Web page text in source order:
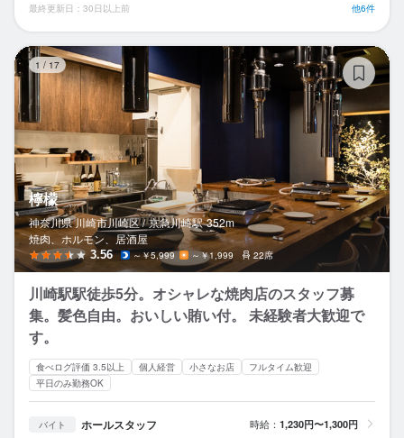
最終更新日：30日以上前 他6件
1 / 17
檸檬
神奈川県 川崎市川崎区 / 京急川崎駅 352m
焼肉、ホルモン、居酒屋
3.56 ～￥5,999 ～￥1,999 22席
川崎駅駅徒歩5分。オシャレな焼肉店のスタッフ募
集。髪色自由。おいしい賄い付。 未経験者大歓迎で
す。
食べログ評価 3.5以上 個人経営 小さなお店
フルタイム歓迎
平日のみ勤務OK
バイト ホールスタッフ 時給： 1,230円〜1,300円